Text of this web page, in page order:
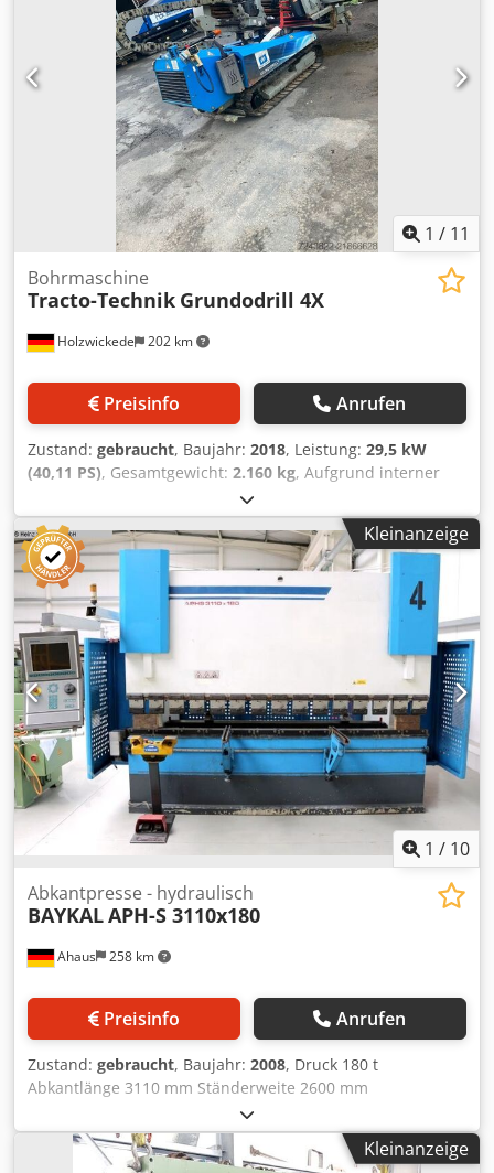
1 / 11
Holzwickede 202 km
Bohrmaschine
Tracto-Technik Grundodrill 4X
Preisinfo Anrufen
Zustand: gebraucht, Baujahr: 2018, Leistung: 29,5 kW
(40,11 PS), Gesamtgewicht: 2.160 kg, Aufgrund interner
Umstrukturierungen möchten wir folgende Maschine aus
unserem Bestand zum Verkauf anbieten: Dcsdpfxsy Nmffs
Achek Bezeichnung: HDD Spülbohranlage Maschinen-Typ:
Grundodrill 4X Seriennummer: 4X1826295M Baujahr: 2018
Masse: 2.160 kg Motorleistung: 29,5 kW Maximaler
Betriebsdruck: 310 bar Länge: 3.500 mm Breite: 1.200 mm
Höhe: 1.710 mm Wartung sowie Service wurden vor
kurzem bei der Firma TRACTO durchgeführt. Das Gerät ist
funktionsfähig. Interessenten können uns gerne ihre
Preisvorstellung bzw. ein Angebot zukommen lassen.
Wenn Sie Rückfragen haben oder mehr Informationen
benötigen, schreiben Sie uns gerne eine Nachricht oder
rufen uns an.
Kleinanzeige
1 / 10
Ahaus 258 km
Abkantpresse - hydraulisch
BAYKALAPH-S 3110x180
Preisinfo Anrufen
Zustand: gebraucht, Baujahr: 2008, Druck 180 t
Abkantlänge 3110 mm Ständerweite 2600 mm
Ständerausladung 410 mm Zustellgeschwindigkeit 100
mm/sec Arbeitsgeschwindigkeit 10.0 mm/sec
Rückzugsgeschwindigkeit 80.0 mm/sec Hinteranschlag -
Kleinanzeige